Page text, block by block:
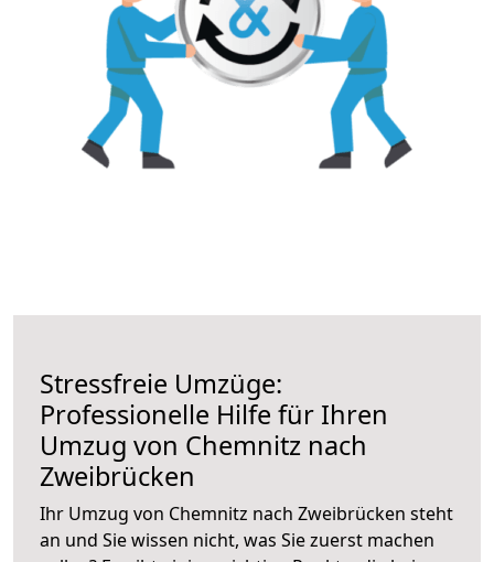
Stressfreie Umzüge:
Professionelle Hilfe für Ihren
Umzug von Chemnitz nach
Zweibrücken
Ihr Umzug von Chemnitz nach Zweibrücken steht
an und Sie wissen nicht, was Sie zuerst machen